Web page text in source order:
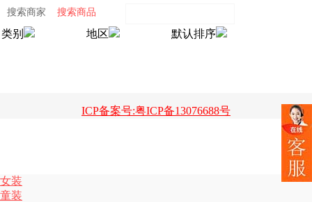
搜索商家 搜索商品
类别 地区 默认排序
ICP备案号:粤ICP备13076688号
女装
童装